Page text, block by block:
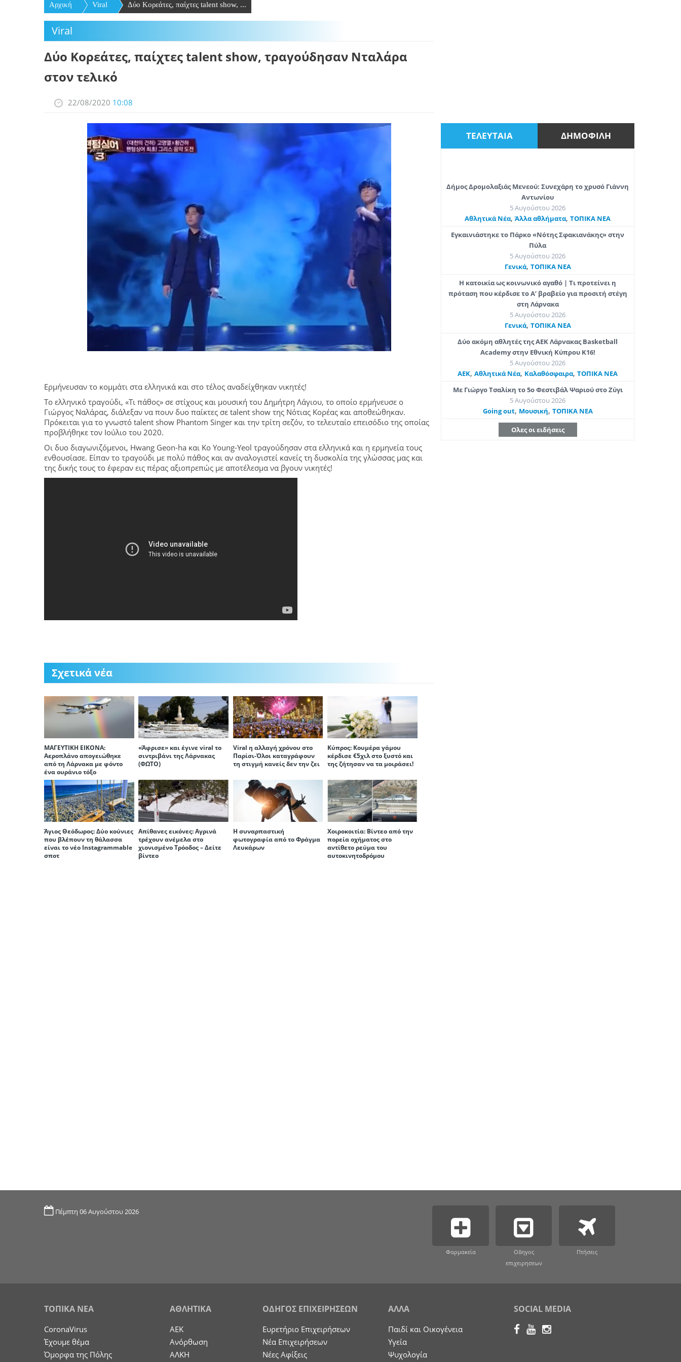
Αρχική Viral Δύο Κορεάτες, παίχτες talent show, ...
Viral
Δύο Κορεάτες, παίχτες talent show, τραγούδησαν Νταλάρα
στον τελικό
22/08/2020 10:08
Ερμήνευσαν το κομμάτι στα ελληνικά και στο τέλος αναδείχθηκαν νικητές!
Το ελληνικό τραγούδι, «Τι πάθος» σε στίχους και μουσική του Δημήτρη Λάγιου, το οποίο ερμήνευσε ο
Γιώργος Ναλάρας, διάλεξαν να πουν δυο παίκτες σε talent show της Νότιας Κορέας και αποθεώθηκαν.
Πρόκειται για το γνωστό talent show Phantom Singer και την τρίτη σεζόν, το τελευταίο επεισόδιο της οποίας
προβλήθηκε τον Ιούλιο του 2020.
Οι δυο διαγωνιζόμενοι, Hwang Geon-ha και Ko Young-Yeol τραγούδησαν στα ελληνικά και η ερμηνεία τους
ενθουσίασε. Είπαν το τραγούδι με πολύ πάθος και αν αναλογιστεί κανείς τη δυσκολία της γλώσσας μας και
της δικής τους το έφεραν εις πέρας αξιοπρεπώς με αποτέλεσμα να βγουν νικητές!
Σχετικά νέα
ΜΑΓΕΥΤΙΚΗ ΕΙΚΟΝΑ:
Αεροπλάνο απογειώθηκε
από τη Λάρνακα με φόντο
ένα ουράνιο τόξο
«Άφρισε» και έγινε viral το
σιντριβάνι της Λάρνακας
(ΦΩΤΟ)
Viral η αλλαγή χρόνου στο
Παρίσι-Όλοι καταγράφουν
τη στιγμή κανείς δεν την ζει
Κύπρος: Κουμέρα γάμου
κέρδισε €5χιλ στο ξυστό και
της ζήτησαν να τα μοιράσει!
Άγιος Θεόδωρος: Δύο κούνιες
που βλέπουν τη θάλασσα
είναι το νέο Instagrammable
σποτ
Απίθανες εικόνες: Αγρινά
τρέχουν ανέμελα στο
χιονισμένο Τρόοδος – Δείτε
βίντεο
Η συναρπαστική
φωτογραφία από το Φράγμα
Λευκάρων
Χοιροκοιτία: Βίντεο από την
πορεία οχήματος στο
αντίθετο ρεύμα του
αυτοκινητοδρόμου
ΤΕΛΕΥΤΑΙΑ ΔΗΜΟΦΙΛΗ
Δήμος Δρομολαξιάς Μενεού: Συνεχάρη το χρυσό Γιάννη
Αντωνίου
5 Αυγούστου 2026
Αθλητικά Νέα,Άλλα αθλήματα,ΤΟΠΙΚΑ ΝΕΑ
Εγκαινιάστηκε το Πάρκο «Νότης Σφακιανάκης» στην
Πύλα
5 Αυγούστου 2026
Γενικά, ΤΟΠΙΚΑ ΝΕΑ
Η κατοικία ως κοινωνικό αγαθό | Τι προτείνει η
πρόταση που κέρδισε το Α’ βραβείο για προσιτή στέγη
στη Λάρνακα
5 Αυγούστου 2026
Γενικά, ΤΟΠΙΚΑ ΝΕΑ
Δύο ακόμη αθλητές της ΑΕΚ Λάρνακας Basketball
Academy στην Εθνική Κύπρου Κ16!
5 Αυγούστου 2026
ΑΕΚ,Αθλητικά Νέα, Καλαθόσφαιρα,ΤΟΠΙΚΑ ΝΕΑ
Με Γιώργο Τσαλίκη το 5ο Φεστιβάλ Ψαριού στο Ζύγι
5 Αυγούστου 2026
Going out, Μουσική, ΤΟΠΙΚΑ ΝΕΑ
Ολες οι ειδήσεις
Πέμπτη 06 Αυγούστου 2026
Φαρμακεία
Οδηγος
επιχειρησεων
Πτήσεις
ΤΟΠΙΚΑ ΝΕΑ
CoronaVirus
Έχουμε θέμα
Όμορφα της Πόλης
ΑΘΛΗΤΙΚΑ
ΑΕΚ
Ανόρθωση
ΑΛΚΗ
ΟΔΗΓΟΣ ΕΠΙΧΕΙΡΗΣΕΩΝ
Ευρετήριο Επιχειρήσεων
Nέα Επιχειρήσεων
Νέες Αφίξεις
ΑΛΛΑ
Παιδί και Οικογένεια
Υγεία
Ψυχολογία
SOCIAL MEDIA